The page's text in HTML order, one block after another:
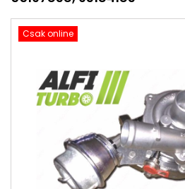
Csak online